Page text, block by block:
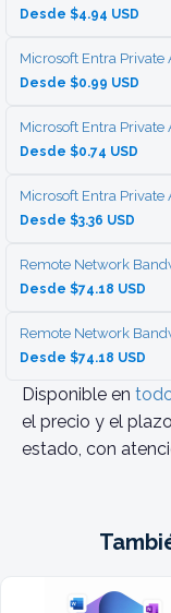
Desde $4.94 USD
Microsoft Entra Private
Desde $0.99 USD
Microsoft Entra
Desde $0.74 USD
Microsoft Entra Private
Desde $3.36 USD
Remote Network
Desde $74.18 USD
Remote Network
Desde $74.18 USD
Disponible en
el precio y el
estado, con